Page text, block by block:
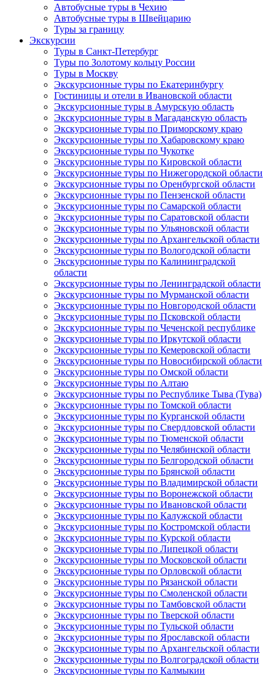
Автобусные туры в Чехию
Автобусные туры в Швейцарию
Туры за границу
Экскурсии
Туры в Санкт-Петербург
Туры по Золотому кольцу России
Туры в Москву
Экскурсионные туры по Екатеринбургу
Гостиницы и отели в Ивановской области
Экскурсионные туры в Амурскую область
Экскурсионные туры в Магаданскую область
Экскурсионные туры по Приморскому краю
Экскурсионные туры по Хабаровскому краю
Экскурсионные туры по Чукотке
Экскурсионные туры по Кировской области
Экскурсионные туры по Нижегородской области
Экскурсионные туры по Оренбургской области
Экскурсионные туры по Пензенской области
Экскурсионные туры по Самарской области
Экскурсионные туры по Саратовской области
Экскурсионные туры по Ульяновской области
Экскурсионные туры по Архангельской области
Экскурсионные туры по Вологодской области
Экскурсионные туры по Калининградской
области
Экскурсионные туры по Ленинградской области
Экскурсионные туры по Мурманской области
Экскурсионные туры по Новгородской области
Экскурсионные туры по Псковской области
Экскурсионные туры по Чеченской республике
Экскурсионные туры по Иркутской области
Экскурсионные туры по Кемеровской области
Экскурсионные туры по Новосибирской области
Экскурсионные туры по Омской области
Экскурсионные туры по Алтаю
Экскурсионные туры по Республике Тыва (Тува)
Экскурсионные туры по Томской области
Экскурсионные туры по Курганской области
Экскурсионные туры по Свердловской области
Экскурсионные туры по Тюменской области
Экскурсионные туры по Челябинской области
Экскурсионные туры по Белгородской области
Экскурсионные туры по Брянской области
Экскурсионные туры по Владимирской области
Экскурсионные туры по Воронежской области
Экскурсионные туры по Ивановской области
Экскурсионные туры по Калужской области
Экскурсионные туры по Костромской области
Экскурсионные туры по Курской области
Экскурсионные туры по Липецкой области
Экскурсионные туры по Московской области
Экскурсионные туры по Орловской области
Экскурсионные туры по Рязанской области
Экскурсионные туры по Смоленской области
Экскурсионные туры по Тамбовской области
Экскурсионные туры по Тверской области
Экскурсионные туры по Тульской области
Экскурсионные туры по Ярославской области
Экскурсионные туры по Архангельской области
Экскурсионные туры по Волгоградской области
Экскурсионные туры по Калмыкии